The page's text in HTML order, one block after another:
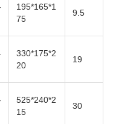
195*165*1
75
9.5
330*175*2
20
19
525*240*2
15
30